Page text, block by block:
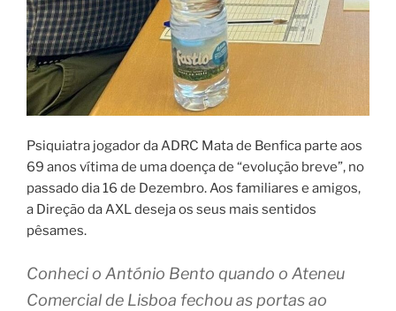
Psiquiatra jogador da ADRC Mata de Benfica parte aos
69 anos vítima de uma doença de “evolução breve”, no
passado dia 16 de Dezembro. Aos familiares e amigos,
a Direção da AXL deseja os seus mais sentidos
pêsames.
Conheci o António Bento quando o Ateneu
Comercial de Lisboa fechou as portas ao